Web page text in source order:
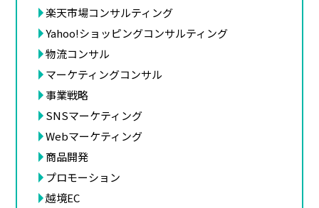
楽天市場コンサルティング
Yahoo!ショッピングコンサルティング
物流コンサル
マーケティングコンサル
事業戦略
SNSマーケティング
Webマーケティング
商品開発
プロモーション
越境EC